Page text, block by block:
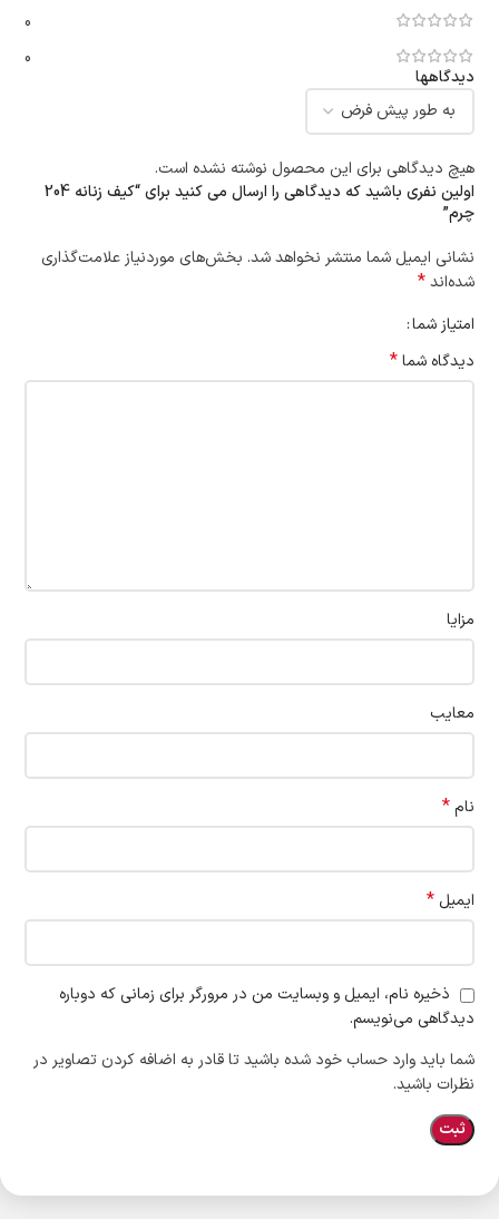
0
0
دیدگاهها
هیچ دیدگاهی برای این محصول نوشته نشده است.
اولین نفری باشید که دیدگاهی را ارسال می کنید برای “کیف زنانه 204
چرم”
نشانی ایمیل شما منتشر نخواهد شد. بخش‌های موردنیاز علامت‌گذاری
شده‌اند*
امتیاز شما
دیدگاه شما*
مزایا
معایب
نام*
ایمیل *
ذخیره نام، ایمیل و وبسایت من در مرورگر برای زمانی که دوباره
دیدگاهی می‌نویسم.
شما باید وارد حساب خود شده باشید تا قادر به اضافه کردن تصاویر در
نظرات باشید.